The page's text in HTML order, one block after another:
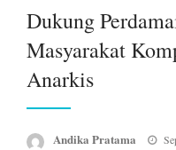
Dukung
Masyarakat
Anarkis
Andika Pratama